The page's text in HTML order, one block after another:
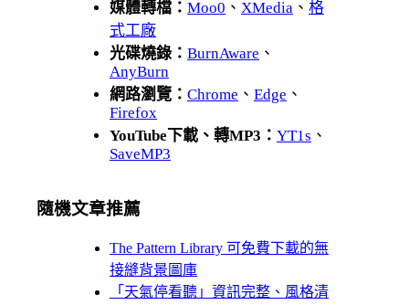
媒體轉檔： Moo0 、 XMedia 、 格
式工廠
光碟燒錄： BurnAware 、
AnyBurn
網路瀏覽： Chrome 、 Edge 、
Firefox
YouTube下載、轉MP3： YT1s 、
SaveMP3
隨機文章推薦
The Pattern Library 可免費下載的無
接縫背景圖庫
「天氣停看聽」資訊完整、風格清